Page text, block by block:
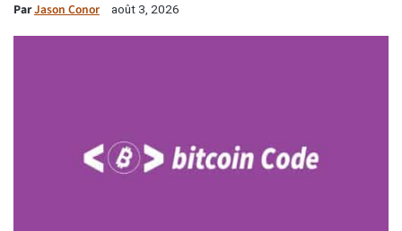
ParJason Conor août 3, 2026